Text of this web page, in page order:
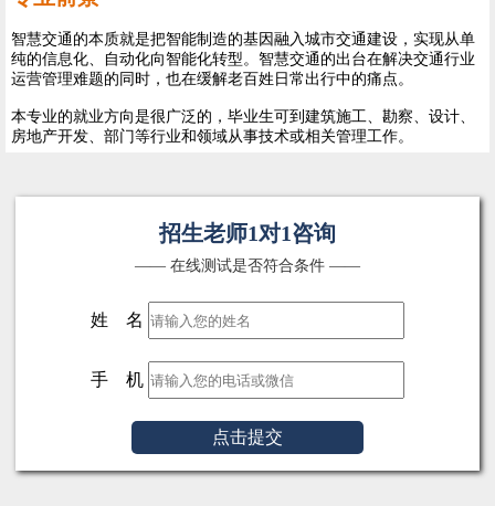
智慧交通的本质就是把智能制造的基因融入城市交通建设，实现从单
纯的信息化、自动化向智能化转型。智慧交通的出台在解决交通行业
运营管理难题的同时，也在缓解老百姓日常出行中的痛点。
本专业的就业方向是很广泛的，毕业生可到建筑施工、勘察、设计、
房地产开发、部门等行业和领域从事技术或相关管理工作。
招生老师1对1咨询
—— 在线测试是否符合条件 ——
姓 名
手 机
点击提交